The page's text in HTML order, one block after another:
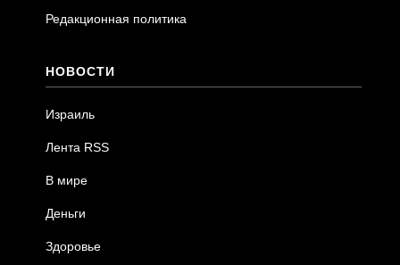
Редакционная политика
НОВОСТИ
Израиль
Лента RSS
В мире
Деньги
Здоровье